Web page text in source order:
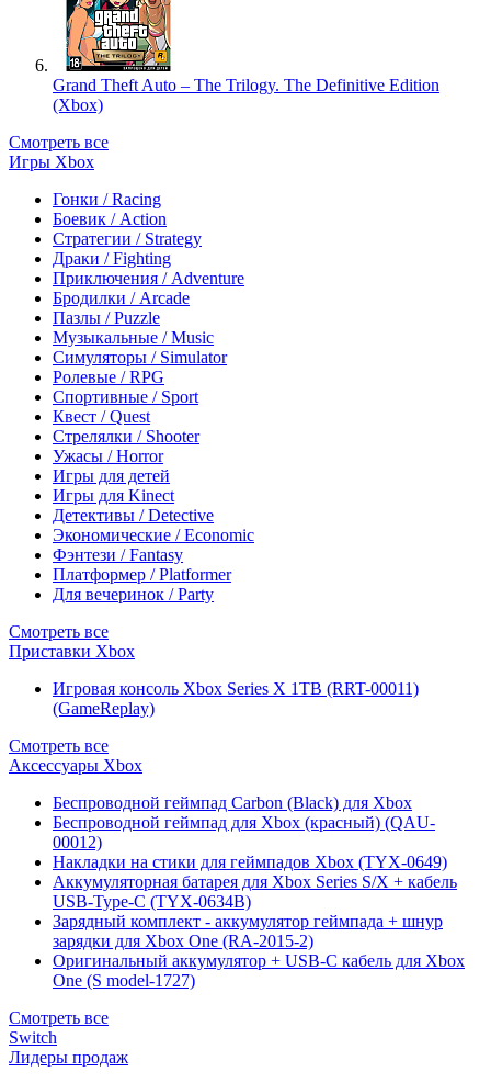
Grand Theft Auto – The Trilogy. The Definitive Edition
(Xbox)
Смотреть все
Игры Xbox
Гонки / Racing
Боевик / Action
Стратегии / Strategy
Драки / Fighting
Приключения / Adventure
Бродилки / Arcade
Пазлы / Puzzle
Музыкальные / Music
Симуляторы / Simulator
Ролевые / RPG
Спортивные / Sport
Квест / Quest
Стрелялки / Shooter
Ужасы / Horror
Игры для детей
Игры для Kinect
Детективы / Detective
Экономические / Economic
Фэнтези / Fantasy
Платформер / Platformer
Для вечеринок / Party
Смотреть все
Приставки Xbox
Игровая консоль Xbox Series X 1TB (RRT-00011)
(GameReplay)
Смотреть все
Аксессуары Xbox
Беспроводной геймпад Carbon (Black) для Xbox
Беспроводной геймпад для Xbox (красный) (QAU-
00012)
Накладки на стики для геймпадов Xbox (TYX-0649)
Аккумуляторная батарея для Xbox Series S/X + кабель
USB-Type-C (TYX-0634B)
Зарядный комплект - аккумулятор геймпада + шнур
зарядки для Xbox One (RA-2015-2)
Оригинальный аккумулятор + USB-C кабель для Xbox
One (S model-1727)
Смотреть все
Switch
Лидеры продаж